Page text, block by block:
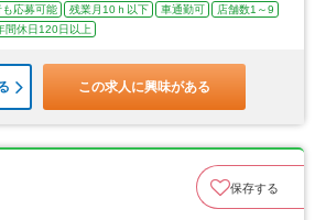
応募可能 残業月10ｈ以下 車通勤可
店舗数1～9
間休日120日以上
この求人に興味がある
保存する